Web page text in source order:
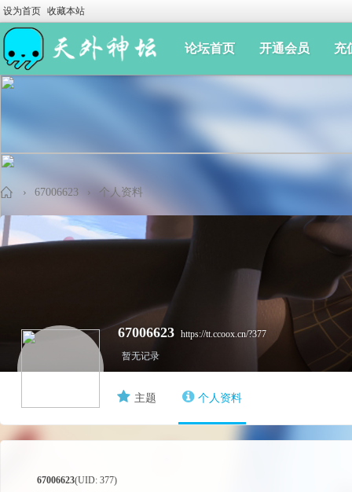
设为首页 收藏本站
论坛首页 开通会员 充
› 67006623 › 个人资料
67006623 https://tt.ccoox.cn/?377
暂无记录
主题 个人资料
67006623(UID: 377)